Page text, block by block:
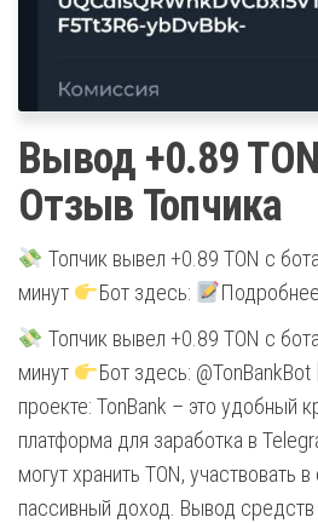
Вывод +0.89
Отзыв Топчика
Топчик вывел +0.89 TON с
минут
Бот здесь:
Топчик вывел +0.89 TON с
минут
Бот здесь: @TonBankBot
проекте: TonBank – это удобный
платформа для заработка в
могут хранить TON, участвовать
пассивный доход. Вывод